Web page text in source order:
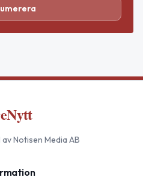
Notisen Media AB